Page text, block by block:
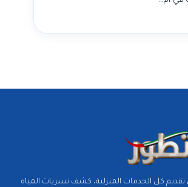
تقديم كل الخدمات المنزلية، كشف تسربات المياه